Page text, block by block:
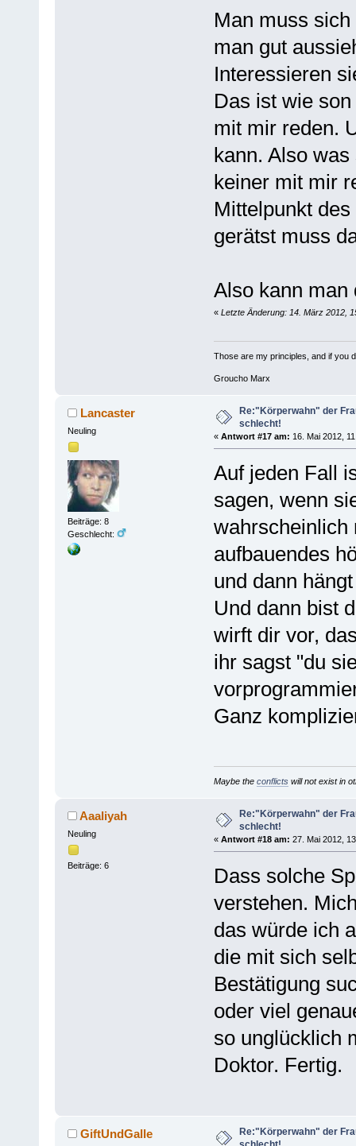
Man muss
man gut
Interessieren
Das ist wie
mit mir reden.
kann. Also
keiner mit mir
Mittelpunkt
gerätst muss
Also kann man
« Letzte Änderung: 14. März 2012,
Those are my principles, and if you
Groucho Marx
Lancaster
Neuling
Beiträge: 8
Geschlecht:
Re:"Körperwahn" der
schlecht!
« Antwort #17 am: 16. Mai 2012,
Auf jeden Fall
sagen, wenn
wahrscheinlich
aufbauendes
und dann
Und dann bist
wirft dir vor,
ihr sagst "du
Ganz
Maybe the conflictswill not exist in
Aaaliyah
Neuling
Beiträge: 6
Re:"Körperwahn" der
schlecht!
« Antwort #18 am: 27. Mai 2012,
Dass solche
verstehen.
das würde ich
die mit sich
Bestätigung
oder viel
so unglücklich
Doktor. Fertig.
GiftUndGalle
Re:"Körperwahn" der